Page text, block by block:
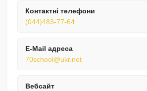
Контактні телефони
(044)483-77-64
E-Mail адреса
70school@ukr.net
Вебсайт